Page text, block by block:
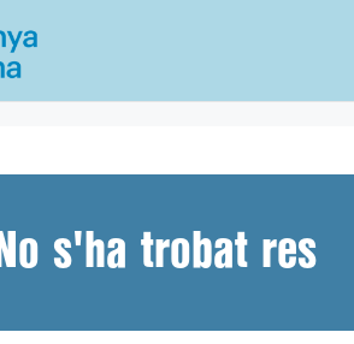
No s'ha trobat res